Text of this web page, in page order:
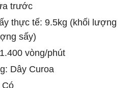
trước
thực tế: 9.5kg (khối lượng
sấy)
vòng/phút
Dây Curoa
Có